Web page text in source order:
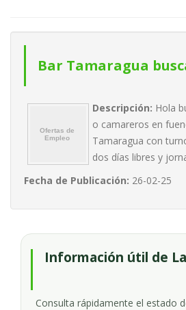
Bar Tamaragua
camareraDescripción: Hola
o camareros en
Tamaragua con
dos días libres y
Fecha de Publicación: 26-02-25
Información útil de
Consulta rápidamente el estado